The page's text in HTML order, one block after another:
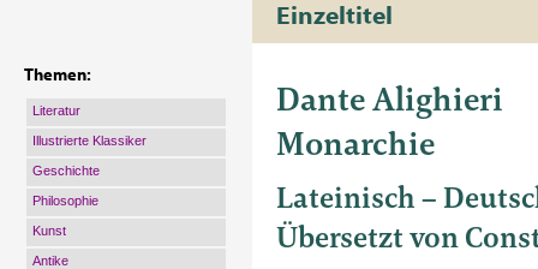
Einzeltitel
Themen:
Literatur
Illustrierte Klassiker
Geschichte
Philosophie
Kunst
Antike
Dante Alighieri
Monarchie
Lateinisch –
Übersetzt von